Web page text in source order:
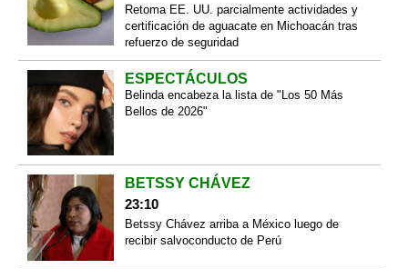
Retoma EE. UU. parcialmente actividades y
certificación de aguacate en Michoacán tras
refuerzo de seguridad
ESPECTÁCULOS
Belinda encabeza la lista de "Los 50 Más
Bellos de 2026"
BETSSY CHÁVEZ
23:10
Betssy Chávez arriba a México luego de
recibir salvoconducto de Perú